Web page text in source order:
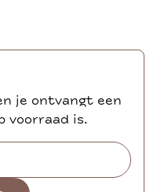
je ontvangt een
voorraad is.